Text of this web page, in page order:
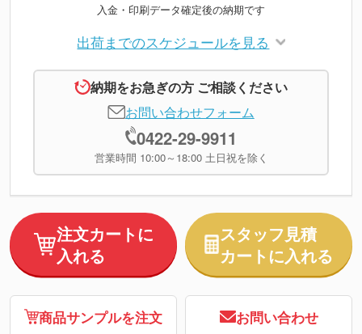
入金・印刷データ確定後の納期です
出荷までのスケジュールを見る
納期をお急ぎの方 ご相談ください
お問い合わせフォーム
0422-29-9911
営業時間 10:00～18:00 土日祝を除く
注文カートに
入れる
スタッフ見積
カートに入れる
商品サンプルを注文 お問い合わせ